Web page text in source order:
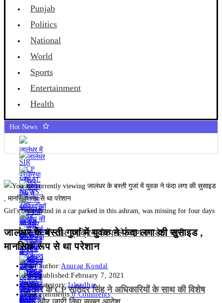
Punjab
Politics
National
World
Sports
Entertainment
Health
Hot News
जालंधर में SIR प्रक्रिया के पहले चरण का डेटा जारी
जालंधर के CP सतिंदर सिंह ने अधिकारियों के साथ की विशेष
Girl's body found in a car parked in this ashram, was missing for four days
जालंधर के बस्ती गुजां में युवक ने फंदा लगा की सुसाइड ,
मानसिक रूप से था परेशान
Post author:Anurag Kondal
Post published:February 7, 2021
Post category:Jalandhar
Post comments:0 Comments